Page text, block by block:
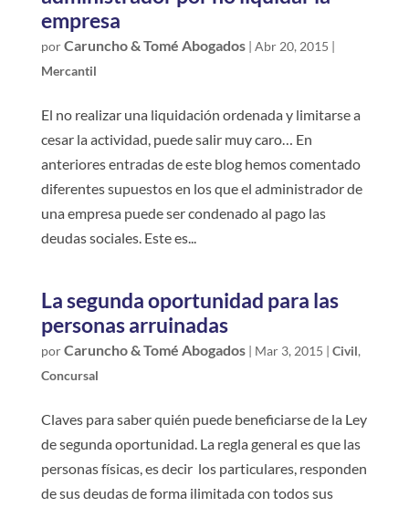
empresa
porCaruncho & Tomé Abogados| Abr 20, 2015 |
Mercantil
El no realizar una liquidación ordenada y limitarse a
cesar la actividad, puede salir muy caro… En
anteriores entradas de este blog hemos comentado
diferentes supuestos en los que el administrador de
una empresa puede ser condenado al pago las
deudas sociales. Este es...
La segunda oportunidad para las
personas arruinadas
porCaruncho & Tomé Abogados| Mar 3, 2015 | Civil,
Concursal
Claves para saber quién puede beneficiarse de la Ley
de segunda oportunidad. La regla general es que las
personas físicas, es decir los particulares, responden
de sus deudas de forma ilimitada con todos sus